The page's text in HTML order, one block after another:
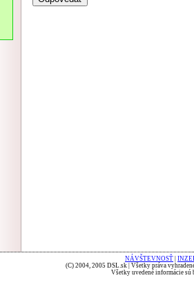
NÁVŠTEVNOSŤ
(C) 2004, 2005 DSL.sk | Všetky práva
Všetky uvedené informácie sú